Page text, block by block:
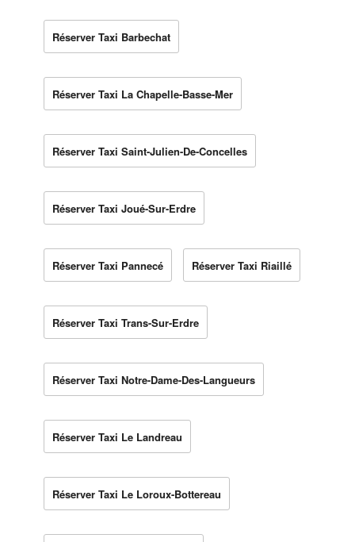
Réserver Taxi Barbechat
Réserver Taxi La Chapelle-Basse-Mer
Réserver Taxi Saint-Julien-De-Concelles
Réserver Taxi Joué-Sur-Erdre
Réserver Taxi Pannecé Réserver Taxi Riaillé
Réserver Taxi Trans-Sur-Erdre
Réserver Taxi Notre-Dame-Des-Langueurs
Réserver Taxi Le Landreau
Réserver Taxi Le Loroux-Bottereau